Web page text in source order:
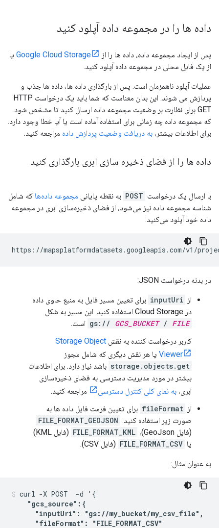
داده ها را در مجموعه داده آپلود کنید
پس از ایجاد مجموعه داده، داده ها را از Google Cloud Storage یا
از یک فایل محلی در مجموعه داده آپلود کنید.
عملیات آپلود ناهمزمان است. پس از بارگذاری داده ها، داده ها جذب و
پردازش می شوند. این بدان معناست که شما باید یک درخواست HTTP
GET برای نظارت بر وضعیت مجموعه داده ارسال کنید تا مشخص شود
که مجموعه داده چه زمانی برای استفاده آماده است یا آیا خطا وجود دارد.
برای اطلاعات بیشتر، به دریافت وضعیت پردازش داده مراجعه کنید.
داده ها را از فضای ذخیره سازی ابری بارگذاری کنید
با ارسال یک درخواست POST به نقطه پایانی مجموعه داده‌ها که شامل
شناسه مجموعه داده نیز می‌شود، از فضای ذخیره‌سازی ابری در مجموعه
داده خود آپلود می‌کنید:
https://mapsplatformdatasets.googleapis.com/v1/
در بدنه درخواست JSON:
از inputUri برای تعیین مسیر فایل به منبع حاوی داده
در Cloud Storage استفاده کنید. این مسیر به شکل
gs:// GCS_BUCKET/ FILE
است.
کاربر درخواست کننده به نقش Storage Object
Viewer یا هر نقش دیگری که شامل مجوز
storage.objects.get باشد نیاز دارد. برای اطلاعات
بیشتر در مورد مدیریت دسترسی به فضای ذخیره‌سازی
ابری، به نمای کلی کنترل دسترسی
مراجعه کنید.
از fileFormat برای تعیین فرمت فایل داده ها به
صورت زیر استفاده کنید: FILE_FORMAT_GEOJSON
(فایل GeoJson)،
FILE_FORMAT_KML
(فایل KML)
یا FILE_FORMAT_CSV (فایل CSV).
به عنوان مثال:
curl -X POST  -d '{
"gcs_source":{
      "inputUri": "gs://my_bucket/my_csv_file",
      "fileFormat": "FILE_FORMAT_CSV"